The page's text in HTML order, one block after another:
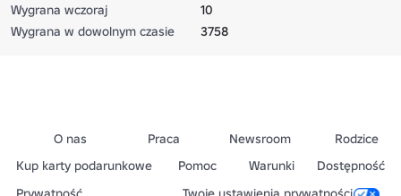
Wygrana wczoraj
10
Wygrana w dowolnym czasie
3758
O nas Praca Newsroom
Rodzice
Kup karty podarunkowe
Pomoc Warunki
Dostępność